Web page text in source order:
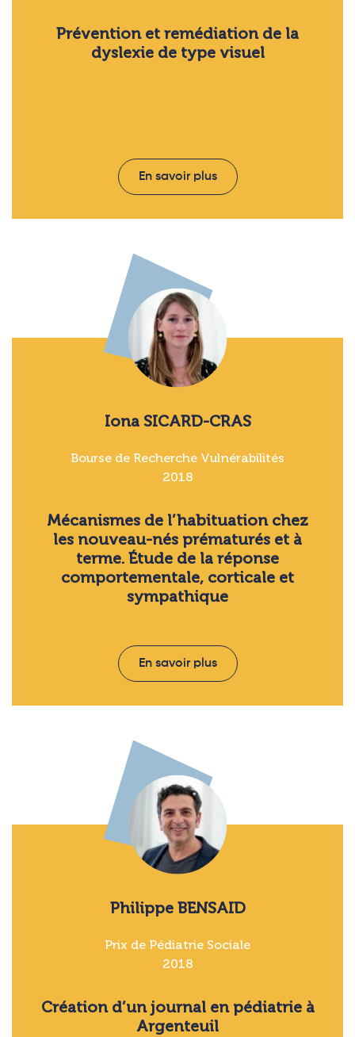
Prévention et remédiation de la
dyslexie de type visuel
En savoir plus
Iona SICARD-CRAS
Bourse de Recherche Vulnérabilités
2018
Mécanismes de l’habituation chez
les nouveau-nés prématurés et à
terme. Étude de la réponse
comportementale, corticale et
sympathique
En savoir plus
Philippe BENSAID
Prix de Pédiatrie Sociale
2018
Création d’un journal en pédiatrie à
Argenteuil